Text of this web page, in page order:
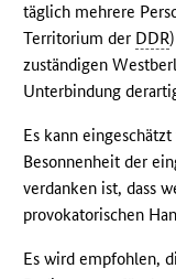
täglich mehrere
Territorium der DDR
zuständigen
Unterbindung
Es kann
Besonnenheit der
verdanken ist, dass
provokatorischen
Es wird empfohlen,